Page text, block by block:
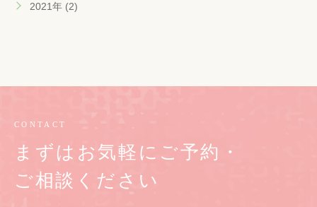
2021年 (2)
CONTACT
まずはお気軽にご予約・
ご相談ください